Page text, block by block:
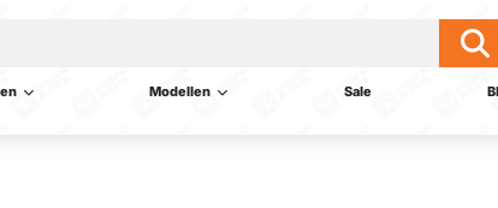
Modellen Sale